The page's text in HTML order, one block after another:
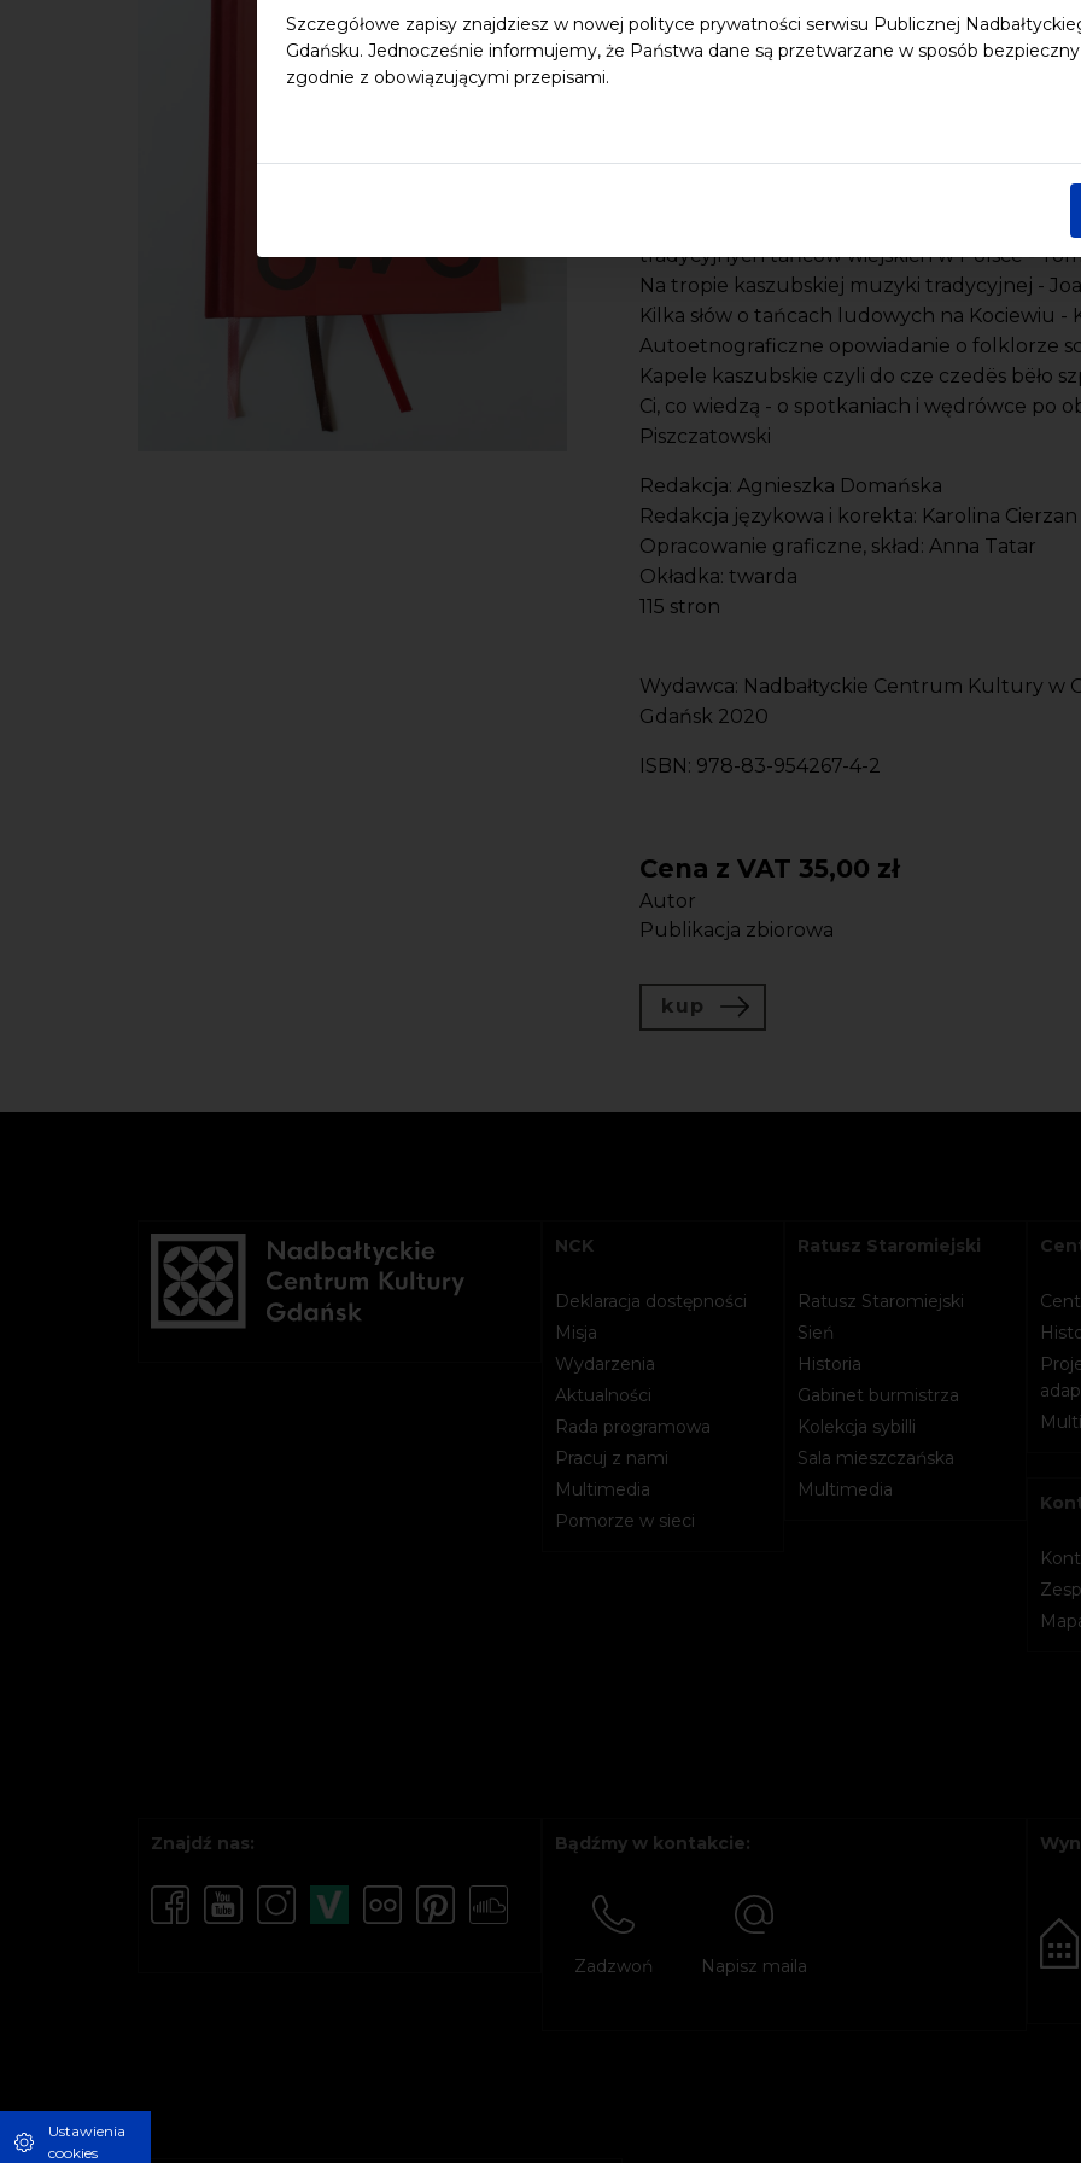
Szczegółowe zapisy znajdziesz w nowej polityce prywatności serwisu Publicznej
Gdańsku. Jednocześnie informujemy, że Państwa dane są przetwarzane w sposób
zgodnie z obowiązującymi przepisami.
Pomorza oraz innych części kraju. Bogato
propozycją dla osób zainteresowanych
Zanim "tradycyjne" przeciwstawiono
tradycyjnych tańców wiejskich w Polsce -
Na tropie kaszubskiej muzyki tradycyjnej -
Kilka słów o tańcach ludowych na Kociewiu -
Autoetnograficzne opowiadanie o folklorze
Kapele kaszubskie czyli do cze czedës bëło
Ci, co wiedzą - o spotkaniach i wędrówce po
Piszczatowski
Redakcja: Agnieszka Domańska
Redakcja językowa i korekta: Karolina Cierzan
Opracowanie graficzne, skład: Anna Tatar
Okładka: twarda
115 stron
Wydawca: Nadbałtyckie Centrum Kultury w
Gdańsk 2020
ISBN: 978-83-954267-4-2
Cena z VAT 35,00 zł
Autor
Publikacja zbiorowa
kup
NCK
Deklaracja dostępności
Misja
Wydarzenia
Aktualności
Rada programowa
Pracuj z nami
Multimedia
Pomorze w sieci
Ratusz Staromiejski
Ratusz Staromiejski
Sień
Historia
Gabinet burmistrza
Kolekcja sybilli
Sala mieszczańska
Multimedia
Znajdź nas: Bądźmy w kontakcie:
Zadzwoń Napisz maila
Ustawienia
cookies